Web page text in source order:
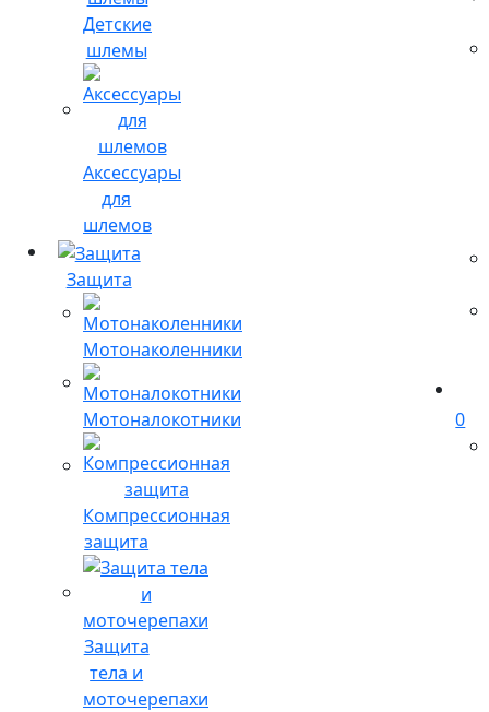
Детские
шлемы
Аксессуары
для
шлемов
Защита
Мотонаколенники
Мотоналокотники
Компрессионная
защита
Защита
тела и
моточерепахи
0